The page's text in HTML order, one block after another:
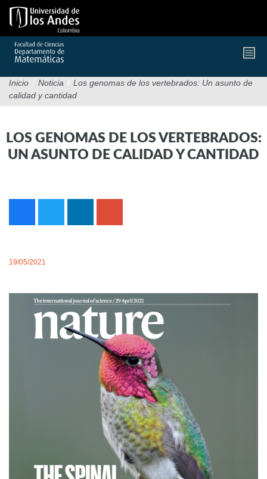
Pasar
contenido
principal
Inicio / Noticia / Los genomas de los vertebrados: Un asunto de
calidad y cantidad
LOS GENOMAS DE LOS VERTEBRADOS:
UN ASUNTO DE CALIDAD Y CANTIDAD
19/05/2021